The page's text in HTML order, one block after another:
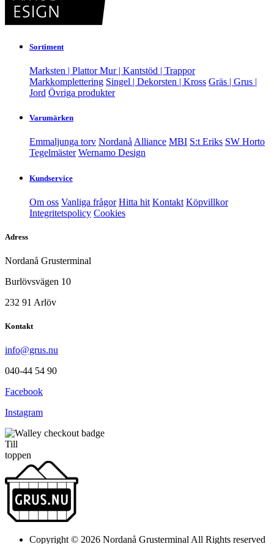
Sortiment
Marksten | PlattorMur | Kantstöd | Trappor
Markkomplettering Singel | Dekorsten | Kross Gräs | Grus |
Jord Övriga produkter
Varumärken
Emmaljunga torv Nordanå Alliance MBI S:t Eriks SW Horto
Tegelmäster Wernamo Design
Kundservice
Om oss Vanliga frågor Hitta hit Kontakt Köpvillkor
Integritetspolicy Cookies
Adress
Nordanå Grusterminal
Burlövsvägen 10
232 91 Arlöv
Kontakt
info@grus.nu
040-44 54 90
Facebook
Instagram
Till
toppen
Copyright © 2026 Nordanå Grusterminal All Rights reserved